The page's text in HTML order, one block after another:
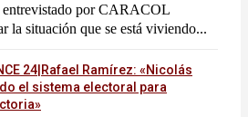
entrevistado por CARACOL
la situación que se está viviendo...
24|Rafael Ramírez: «Nicolás
el sistema electoral para